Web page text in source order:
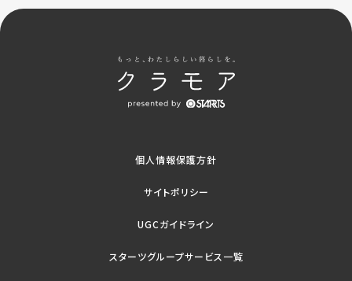
個人情報保護方針
サイトポリシー
UGCガイドライン
スターツグループサービス一覧